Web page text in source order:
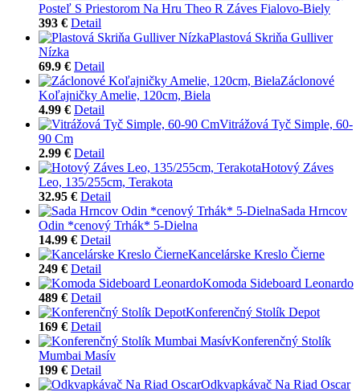
Posteľ S Priestorom Na Hru Theo R Záves Fialovo-Biely
393 € Detail
Plastová Skriňa Gulliver
Nízka
69.9 € Detail
Záclonové
Koľajničky Amelie, 120cm, Biela
4.99 € Detail
Vitrážová Tyč Simple, 60-
90 Cm
2.99 € Detail
Hotový Záves
Leo, 135/255cm, Terakota
32.95 € Detail
Sada Hrncov
Odin *cenový Trhák* 5-Dielna
14.99 € Detail
Kancelárske Kreslo Čierne
249 € Detail
Komoda Sideboard Leonardo
489 € Detail
Konferenčný Stolík Depot
169 € Detail
Konferenčný Stolík
Mumbai Masív
199 € Detail
Odkvapkávač Na Riad Oscar